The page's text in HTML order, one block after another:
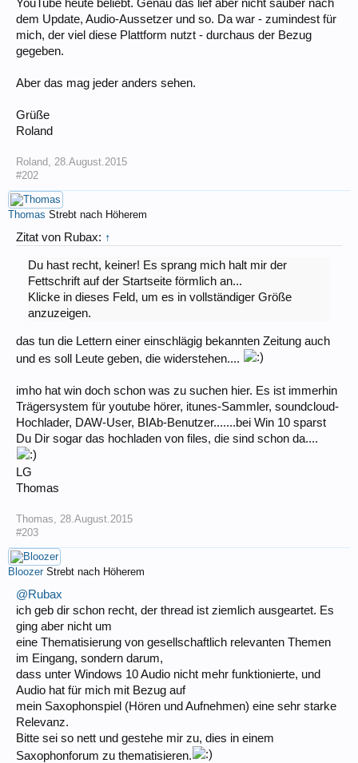
YouTube heute beliebt. Genau das lief aber nicht sauber nach
dem Update, Audio-Aussetzer und so. Da war - zumindest für
mich, der viel diese Plattform nutzt - durchaus der Bezug
gegeben.
Aber das mag jeder anders sehen.
Grüße
Roland
Roland 28.August.2015
#202
Thomas Strebt nach Höherem
Zitat von Rubax: ↑
Du hast recht, keiner! Es sprang mich halt mir der
Fettschrift auf der Startseite förmlich an...
Klicke in dieses Feld, um es in vollständiger Größe
anzuzeigen.
das tun die Lettern einer einschlägig bekannten Zeitung auch
und es soll Leute geben, die widerstehen....
imho hat win doch schon was zu suchen hier. Es ist immerhin
Trägersystem für youtube hörer, itunes-Sammler, soundcloud-
Hochlader, DAW-User, BIAb-Benutzer.......bei Win 10 sparst
Du Dir sogar das hochladen von files, die sind schon da....
LG
Thomas
Thomas
28.August.2015
#203
Bloozer Strebt nach Höherem
@Rubax
ich geb dir schon recht, der thread ist ziemlich ausgeartet. Es
ging aber nicht um
eine Thematisierung von gesellschaftlich relevanten Themen
im Eingang, sondern darum,
dass unter Windows 10 Audio nicht mehr funktionierte, und
Audio hat für mich mit Bezug auf
mein Saxophonspiel (Hören und Aufnehmen) eine sehr starke
Relevanz.
Bitte sei so nett und gestehe mir zu, dies in einem
Saxophonforum zu thematisieren.